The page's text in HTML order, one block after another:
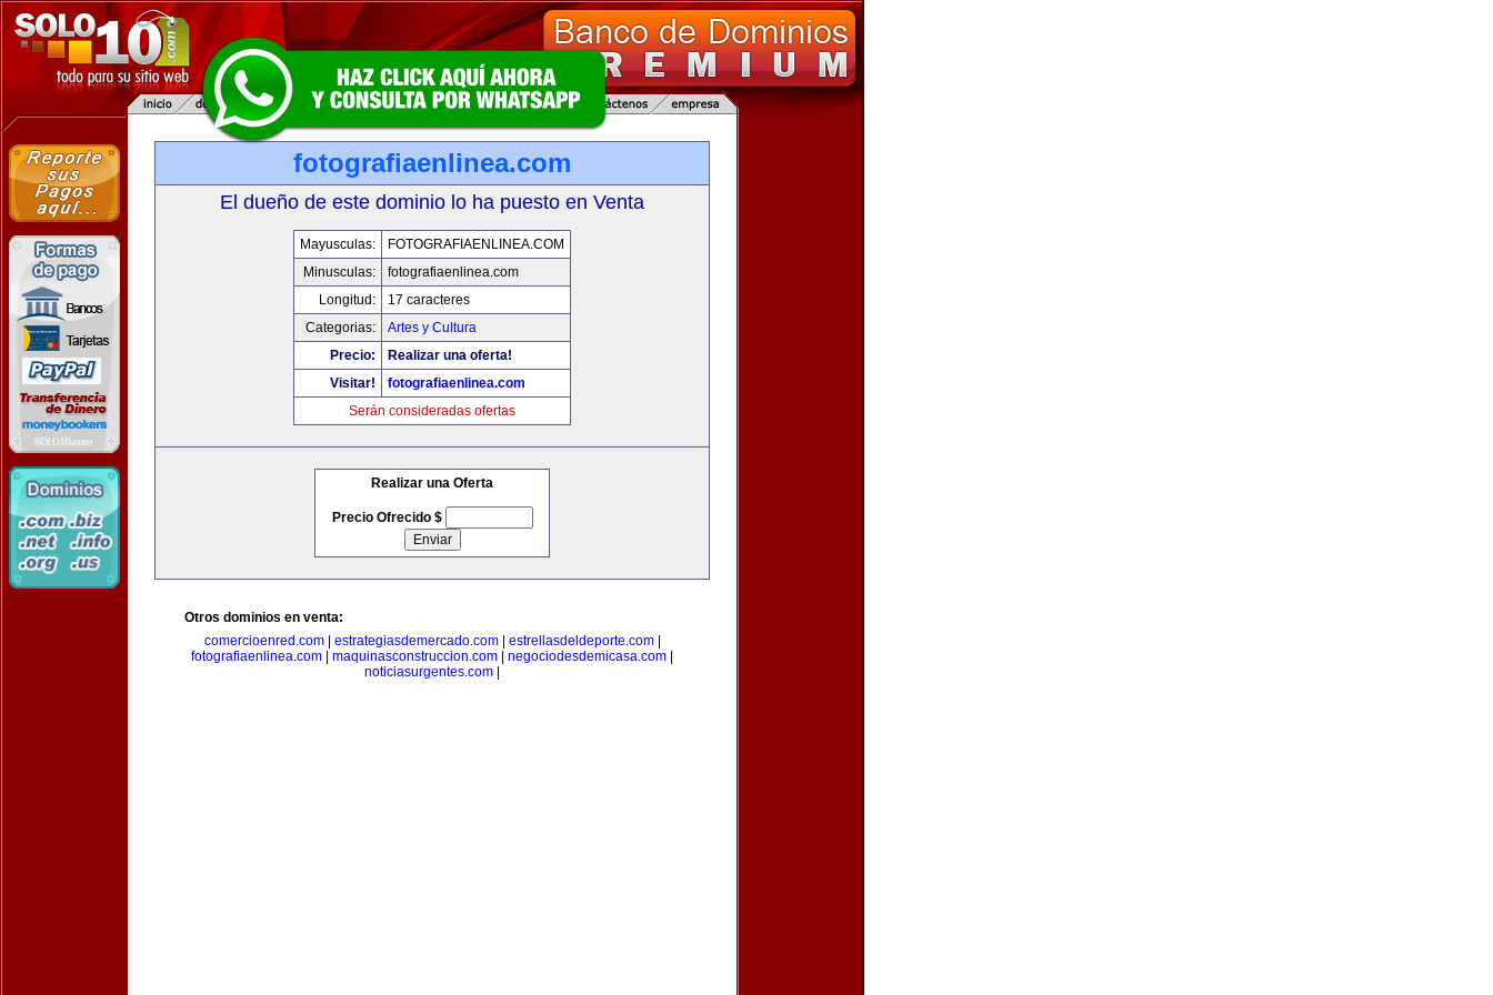
fotografiaenlinea.com
El dueño de este dominio lo ha puesto en Venta
Mayusculas:
FOTOGRAFIAENLINEA.COM
Minusculas:
fotografiaenlinea.com
Longitud:
17 caracteres
Categorias:
Artes y Cultura
Precio:
Realizar una oferta!
Visitar!
fotografiaenlinea.com
Serán consideradas ofertas
Realizar una Oferta
Precio Ofrecido $
Otros dominios en venta:
comercioenred.com| estrategiasdemercado.com| estrellasdeldeporte.com|
fotografiaenlinea.com
maquinasconstruccion.com negociodesdemicasa.com
noticiasurgentes.com